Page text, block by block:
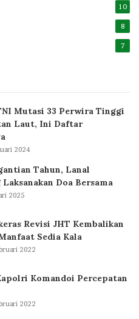
10
8
7
Mutasi 33 Perwira Tinggi
Laut, Ini Daftar
2024
Tahun, Lanal
Doa Bersama
2025
Revisi JHT Kembalikan
Sedia Kala
2022
Komandoi Percepatan
2022